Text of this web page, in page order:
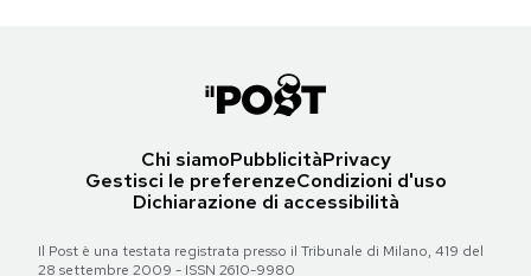
Chi siamoPubblicitàPrivacy
Gestisci le preferenzeCondizioni d'uso
Dichiarazione di accessibilità
Il Post è una testata registrata presso il Tribunale di Milano, 419 del
28 settembre 2009 - ISSN 2610-9980